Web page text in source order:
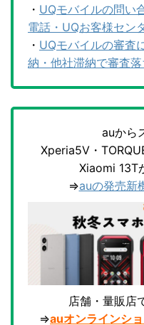
・ UQモバイルの問い
電話・UQお客様セン
・ UQモバイルの審査
納・他社滞納で審査
auから
Xperia5V・
Xiaomi 13T
⇒auの発売新
店舗・量販店
⇒auオンラインシ